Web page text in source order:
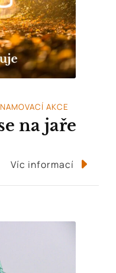
AKCE
na jaře
Víc informací